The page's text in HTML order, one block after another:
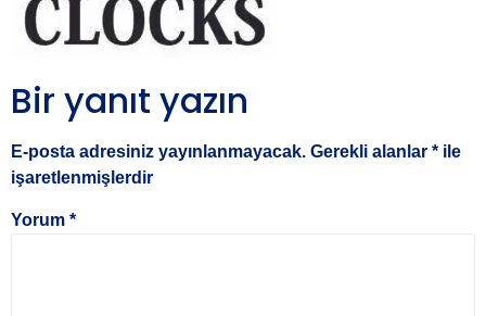
Bir yanıt yazın
E-posta adresiniz yayınlanmayacak. Gerekli alanlar * ile
işaretlenmişlerdir
Yorum *